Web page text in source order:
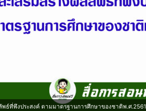
ธ์ที่พึงประสงค์ ตามมาตรฐานการศึกษาของชาติพ.ศ.2561